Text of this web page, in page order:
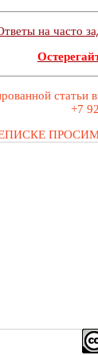
на часто
+7